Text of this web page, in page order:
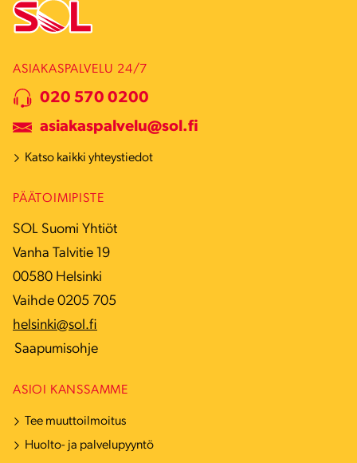
ASIAKASPALVELU 24/7
020 570 0200
asiakaspalvelu@sol.fi
Katso kaikki yhteystiedot
PÄÄTOIMIPISTE
SOL Suomi Yhtiöt
Vanha Talvitie 19
00580 Helsinki
Vaihde 0205 705
helsinki@sol.fi
Saapumisohje
ASIOI KANSSAMME
Tee muuttoilmoitus
Huolto- ja palvelupyyntö